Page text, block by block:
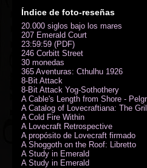
Índice de foto-reseñas
20.000 siglos bajo los mares
207 Emerald Court
23:59:59 (PDF)
246 Corbitt Street
30 monedas
365 Aventuras: Cthulhu 1926
8-Bit Attack
8-Bit Attack Yog-Sothothery
A Cable's Length from Shore -
A Catalog of Lovecraftiana: The
A Cold Fire Within
A Lovecraft Retrospective
A propósito de Lovecraft firmado
A Shoggoth on the Roof: Libretto
A Study in Emerald
A Study in Emerald